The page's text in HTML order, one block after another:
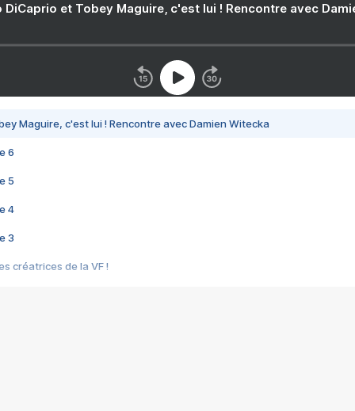
DiCaprio et Tobey Maguire, c'est lui ! Rencontre avec
Maguire, c'est lui ! Rencontre avec Damien Witecka
6
5
4
3
créatrices de la VF !